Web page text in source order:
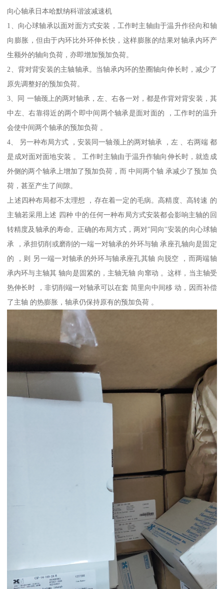
向心轴承日本哈默纳科谐波减速机
1、向心球轴承以面对面方式安装，工作时主轴由于温升作径向和轴
向膨胀，但由于内环比外环伸长快，这样膨胀的结果对轴承内环产
生额外的轴向负荷，亦即增加预加负荷。
2、背对背安装的主轴轴承。当轴承内环的垫圈轴向伸长时，减少了
原先调整好的预加负荷。
3、同 一轴颈上的两对轴承，左、右各一对，都是作背对背安装，其
中左、右靠得近的两个即中间两个轴承是面对面的 ，工作时的温升
会使中间两个轴承的预加负荷 。
4、 另一种布局方式 ，安装同一轴颈上的两对轴承 ，左 、右两端 都
是成对面对面地安装 。 工作时主轴由于温升作轴向伸长时，就造成
外侧的两个轴承上增加了预加负荷，而 中间两个轴 承减少了预加 负
荷，甚至产生了间隙。
上述四种布局都不太理想 ，存在着一定的毛病。高精度、高转速 的
主轴若采用上述 四种 中的任何一种布局方式安装都会影响主轴的回
转精度及轴承的寿命。正确的布局方式，两对"同向''安装的向心球轴
承 ，承担切削或磨削的一端一对轴承的外环与轴 承座孔轴向是固定
的 ，则 另一端一对轴承的外环与轴承座孔其轴 向脱空 ，而两端轴
承内环与主轴其 轴向是固紧的，主轴无轴 向窜动 。这样，当主轴受
热伸长时 ，非切削端一对轴承可以在套 筒里向中间移 动，因而补偿
了主轴 的热膨胀，轴承仍保持原有的预加负荷 。